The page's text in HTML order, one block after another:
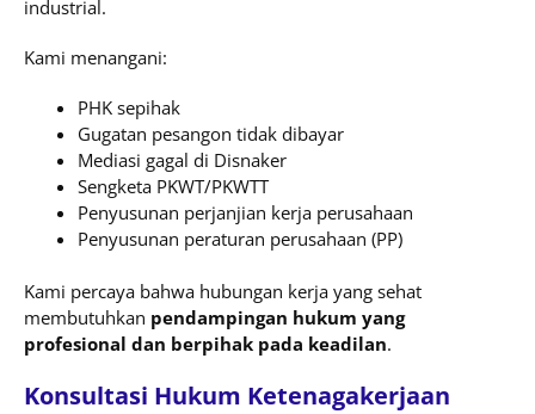
industrial.
Kami menangani:
PHK sepihak
Gugatan pesangon tidak dibayar
Mediasi gagal di Disnaker
Sengketa PKWT/PKWTT
Penyusunan perjanjian kerja perusahaan
Penyusunan peraturan perusahaan (PP)
Kami percaya bahwa hubungan kerja yang sehat
membutuhkan pendampingan hukum yang
profesional dan berpihak pada keadilan.
Konsultasi Hukum Ketenagakerjaan